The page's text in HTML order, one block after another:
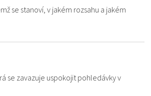
se stanoví, v jakém rozsahu a jakém
se zavazuje uspokojit pohledávky v